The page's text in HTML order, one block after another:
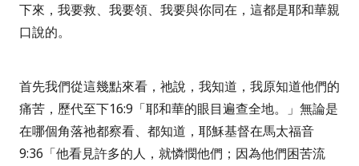
下來，我要救、我要領、我要與你同在，這都是耶和華親
口說的。
首先我們從這幾點來看，祂說，我知道，我原知道他們的
痛苦， 歷代至下16:9 「耶和華的眼目遍查全地。」無論是
在哪個角落祂都察看、都知道，耶穌基督在馬太福音
9:36 「他看見許多的人，就憐憫他們；因為他們困苦流